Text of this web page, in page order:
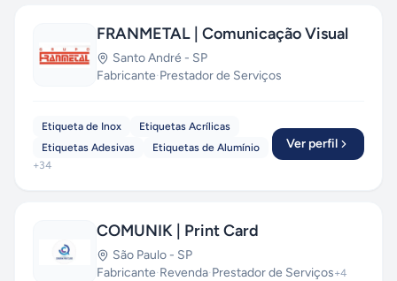
FRANMETAL | Comunicação Visual
Santo André - SP
Fabricante·Prestador de Serviços
Etiqueta de Inox
Etiquetas Acrílicas
Etiquetas Adesivas
Etiquetas de Alumínio
+34
Ver perfil
COMUNIK | Print Card
São Paulo - SP
Fabricante·Revenda·Prestador de Serviços+4